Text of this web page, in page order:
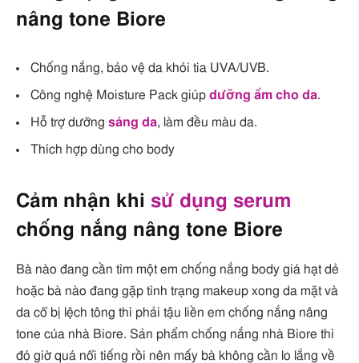
nâng tone Biore
Chống nắng, bảo vệ da khỏi tia UVA/UVB.
Công nghệ Moisture Pack giúp dưỡng ẩm cho da.
Hỗ trợ dưỡng sáng da, làm đều màu da.
Thích hợp dùng cho body
Cảm nhận khi sử dụng serum
chống nắng nâng tone Biore
Bà nào đang cần tìm một em chống nắng body giá hạt dẻ
hoặc bà nào đang gặp tình trạng makeup xong da mặt và
da cổ bị lệch tông thì phải tậu liền em chống nắng nâng
tone của nhà Biore. Sản phẩm chống nắng nhà Biore thì
đó giờ quá nổi tiếng rồi nên mấy bà không cần lo lắng về